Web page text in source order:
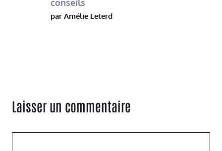
conseils
par Amélie Leterd
Laisser un commentaire